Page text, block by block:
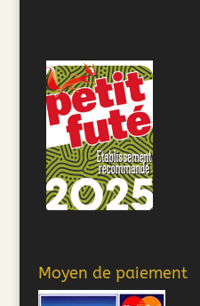
Moyen de paiement